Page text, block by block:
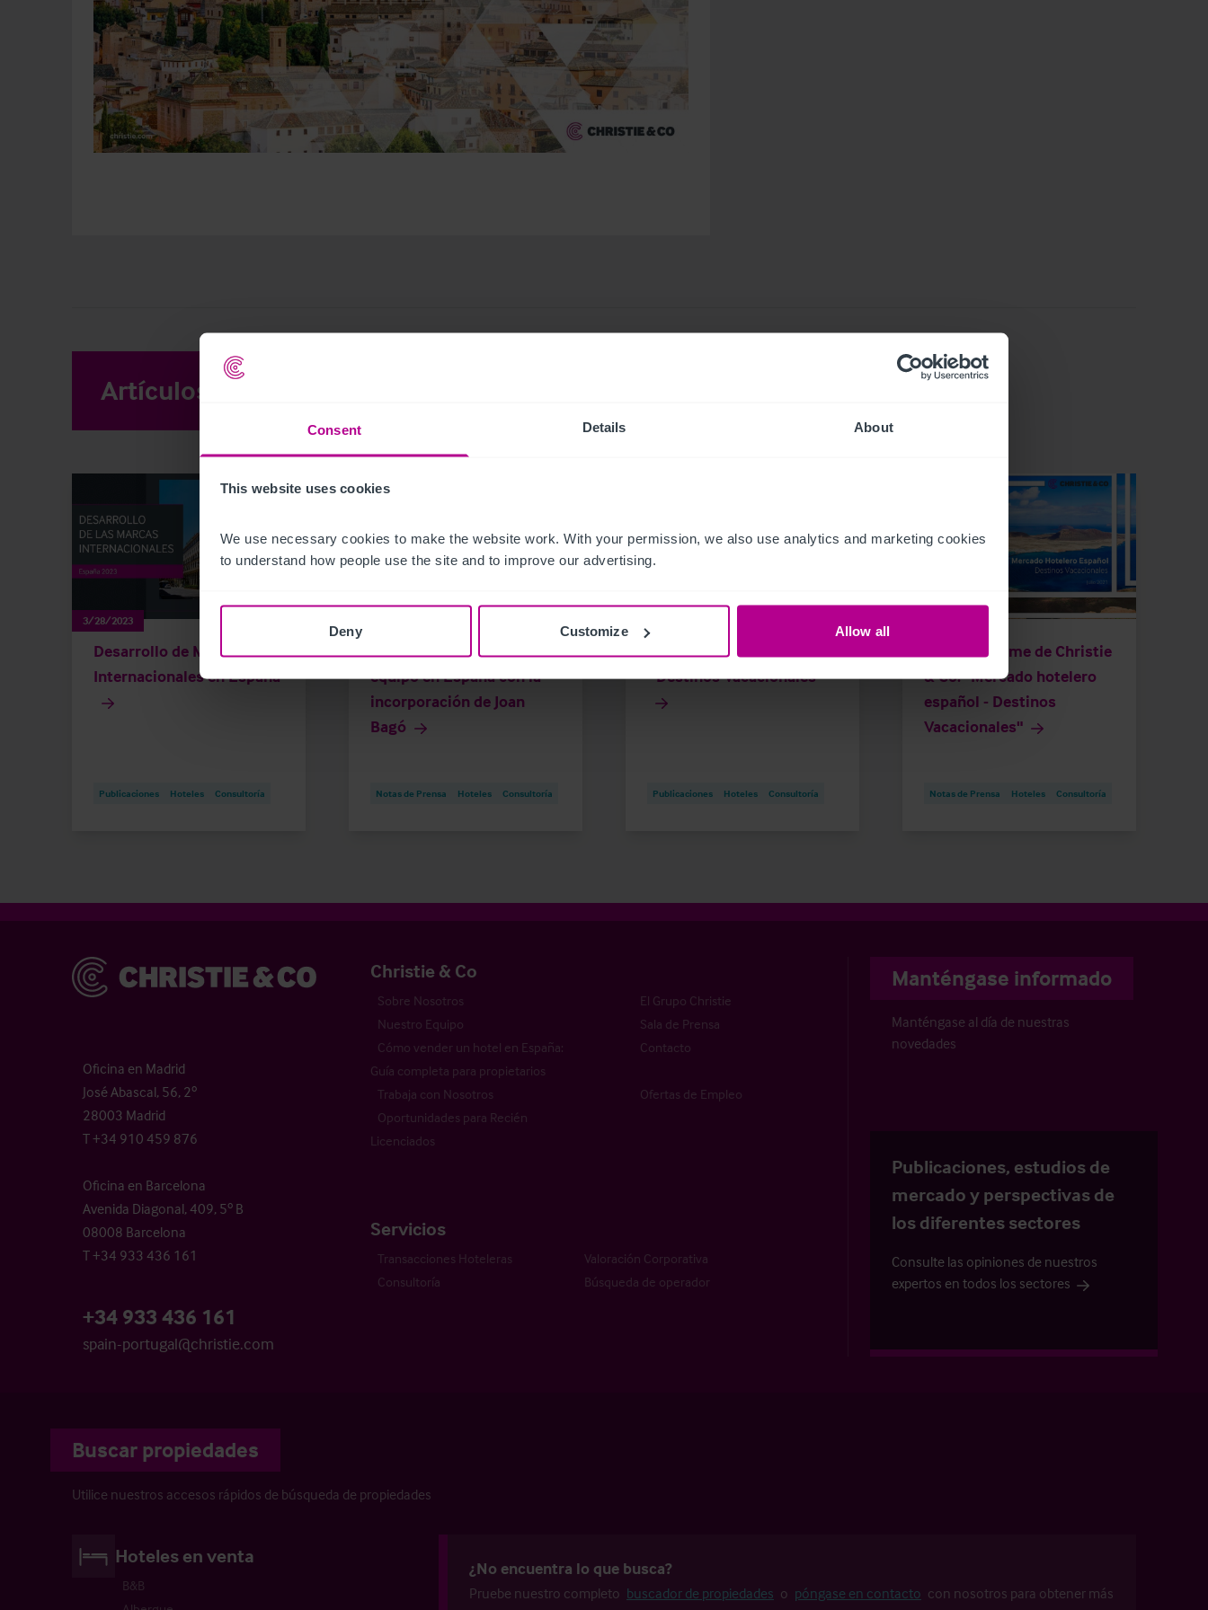
Consent Details About
This website uses cookies
We use necessary cookies to make the website work. With your permission, we also use analytics and marketing cookies
to understand how people use the site and to improve our advertising.
Deny Customize Allow all
Artículos relacionados
3/28/2023
Desarrollo de Marcas
Internacionales en España
Publicaciones Hoteles Consultoría
Christie & Co amplía su
equipo en España con la
incorporación de Joan
Bagó
Notas de Prensa Hoteles Consultoría
Mercado hotelero español
- Destinos Vacacionales
Publicaciones Hoteles Consultoría
Nuevo informe de Christie
& Co: "Mercado hotelero
español - Destinos
Vacacionales"
Notas de Prensa Hoteles Consultoría
Christie & Co
Oficina en Madrid
José Abascal, 56, 2º
28003 Madrid
T +34 910 459 876
Oficina en Barcelona
Avenida Diagonal, 409, 5º B
08008 Barcelona
T +34 933 436 161
+34 933 436 161
spain-portugal@christie.com
Christie & Co
Sobre Nosotros
El Grupo Christie
Nuestro Equipo
Sala de Prensa
Cómo vender un hotel en España:
Guía completa para propietarios
Contacto
Trabaja con Nosotros
Ofertas de Empleo
Oportunidades para Recién
Licenciados
Servicios
Transacciones Hoteleras
Valoración Corporativa
Consultoría
Búsqueda de operador
Manténgase informado
Manténgase al día de nuestras
novedades
Publicaciones, estudios de
mercado y perspectivas de
los diferentes sectores
Consulte las opiniones de nuestros
expertos en todos los sectores
Buscar propiedades
Utilice nuestros accesos rápidos de búsqueda de propiedades
Hoteles en venta
B&B
¿No encuentra lo que busca?
Pruebe nuestro completo buscador de propiedades o póngase en contacto con nosotros para obtener más